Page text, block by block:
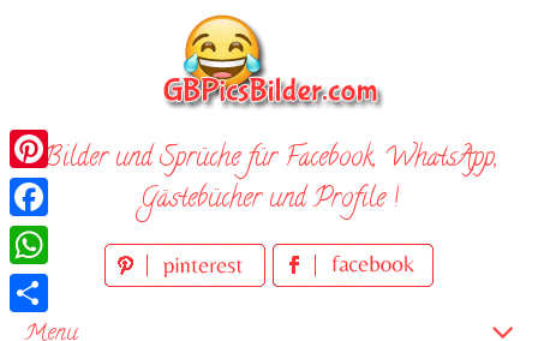
Bilder und Sprüche für Facebook, WhatsApp,
Gästebücher und Profile !
Pinterest
Facebook
WhatsApp
Teilen